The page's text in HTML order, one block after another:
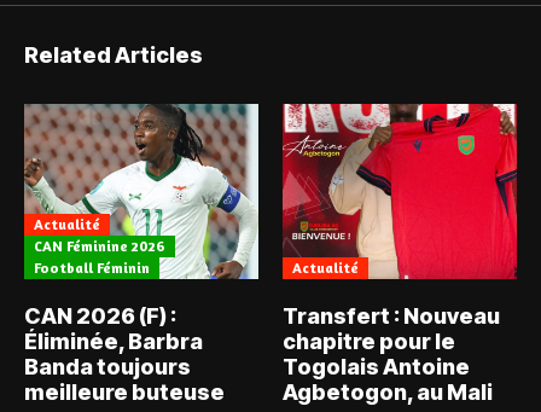
Related Articles
Actualité
CAN Féminine 2026
Football Féminin
CAN 2026 (F) :
Éliminée, Barbra
Banda toujours
meilleure buteuse
Actualité
Transfert : Nouveau
chapitre pour le
Togolais Antoine
Agbetogon, au Mali